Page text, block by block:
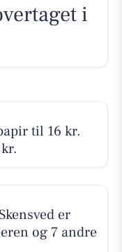
i
til 16 kr.
er
og 7 andre